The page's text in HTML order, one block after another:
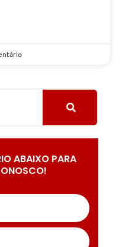
ABAIXO PARA